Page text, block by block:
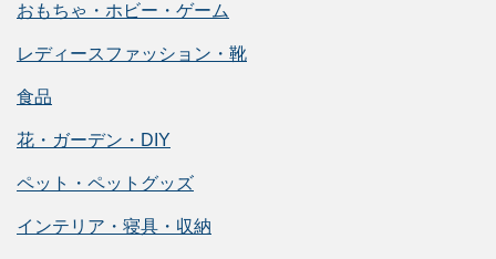
おもちゃ・ホビー・ゲーム
レディースファッション・靴
食品
花・ガーデン・DIY
ペット・ペットグッズ
インテリア・寝具・収納